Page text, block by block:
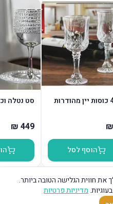
הוסף לסל
סט נטלה
עוד
חווית הגלישה הטובה ביותר.
מדיניות פרטיות